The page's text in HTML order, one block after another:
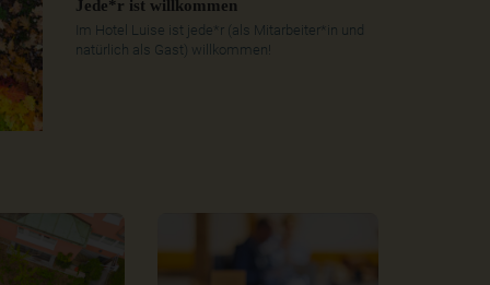
Jede*r ist willkommen
Im Hotel Luise ist jede*r (als Mitarbeiter*in und
natürlich als Gast) willkommen!